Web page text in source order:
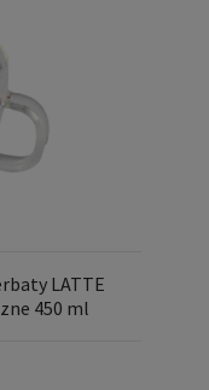
LATTE
450 ml